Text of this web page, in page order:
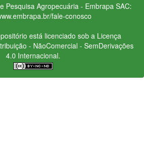
Pesquisa Agropecuária - Embrapa SAC:
fale-conosco
está licenciado sob a Licença
- NãoComercial - SemDerivações
4.0 Internacional.